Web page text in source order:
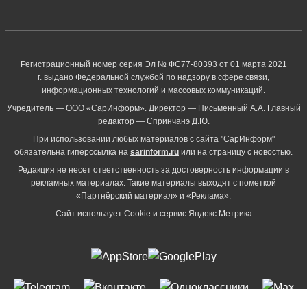
Регистрационный номер серия Эл № ФС77-80393 от 01 марта 2021
г. выдано Федеральной службой по надзору в сфере связи,
информационных технологий и массовых коммуникаций.
Учредитель — ООО «СарИнформ». Директор — Письменный А.А. Главный
редактор — Спринчанэ Д.Ю.
При использовании любых материалов с сайта "СарИнформ"
обязательна гиперссылка на sarinform.ru или на страницу с новостью.
Редакция не несет ответственность за достоверность информации в
рекламных материалах. Такие материалы выходят с пометкой
«Партнёрский материал» и «Реклама».
Сайт использует Cookie и сервиc Яндекс.Метрика